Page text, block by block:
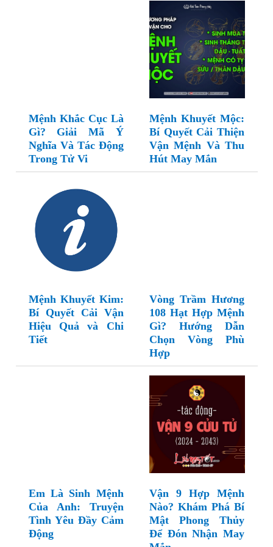
Mệnh Khắc Cục Là
Gì? Giải Mã Ý
Nghĩa Và Tác Động
Trong Tử Vi
Mệnh Khuyết Mộc:
Bí Quyết Cải Thiện
Vận Mệnh Và Thu
Hút May Mắn
Mệnh Khuyết Kim:
Bí Quyết Cải Vận
Hiệu Quả và Chi
Tiết
Vòng Trầm Hương
108 Hạt Hợp Mệnh
Gì? Hướng Dẫn
Chọn Vòng Phù
Hợp
Em Là Sinh Mệnh
Của Anh: Truyện
Tình Yêu Đầy Cảm
Động
Vận 9 Hợp Mệnh
Nào? Khám Phá Bí
Mật Phong Thủy
Để Đón Nhận May